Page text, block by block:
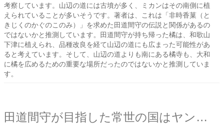
考察しています。山辺の道には古墳が多く、ミカンはその南側に植
えられていることが多いそうです。著者は、これは「非時香菓（と
きじくのかぐのこのみ）」を求めた田道間守の伝説と関係があるの
ではないかと推測しています。田道間守が持ち帰った橘は、和歌山
下津に植えられ、品種改良を経て山辺の道にも広まった可能性があ
ると考えています。そして、山辺の道よりも南にある橘寺も、大和
に橘を広めるための重要な場所だったのではないかと推測していま
す。
田道間守が目指した常世の国はヤンバルの事か？